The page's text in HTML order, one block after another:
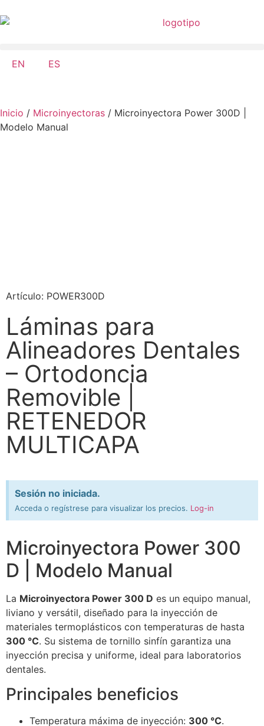
EN ES
Inicio / Microinyectoras / Microinyectora Power 300D |
Modelo Manual
Artículo: POWER300D
Láminas para
Alineadores Dentales
– Ortodoncia
Removible |
RETENEDOR
MULTICAPA
Sesión no iniciada.
Acceda o regístrese para visualizar los precios. Log-in
Microinyectora Power 300
D | Modelo Manual
La Microinyectora Power 300 D es un equipo manual,
liviano y versátil, diseñado para la inyección de
materiales termoplásticos con temperaturas de hasta
300 °C. Su sistema de tornillo sinfín garantiza una
inyección precisa y uniforme, ideal para laboratorios
dentales.
Principales beneficios
Temperatura máxima de inyección: 300 °C.